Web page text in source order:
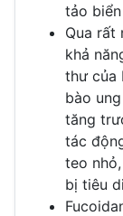
tảo
Qua rất
khả
thư của
bào
tăng
tác
teo
bị tiêu